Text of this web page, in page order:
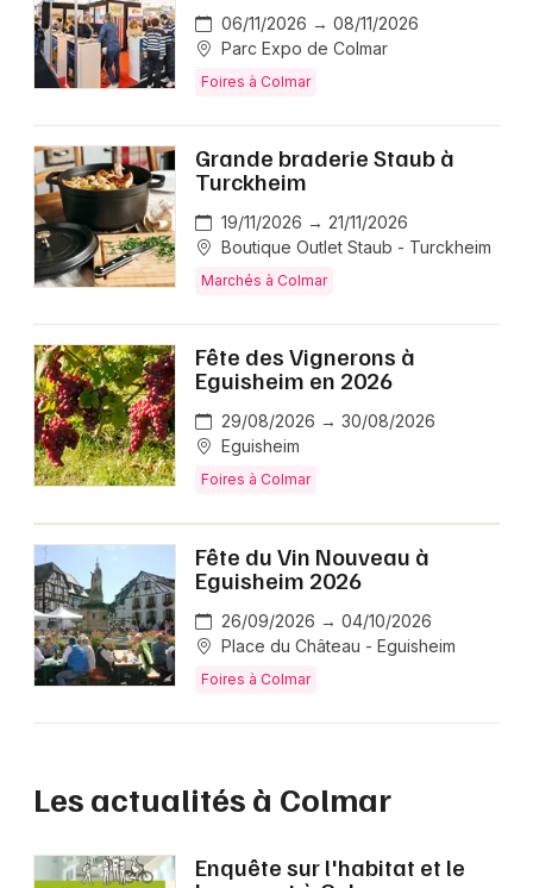
06/11/2026 → 08/11/2026
Parc Expo de Colmar
Foires à Colmar
Grande braderie Staub à
Turckheim
19/11/2026 → 21/11/2026
Boutique Outlet Staub - Turckheim
Marchés à Colmar
Fête des Vignerons à
Eguisheim en 2026
29/08/2026 → 30/08/2026
Eguisheim
Foires à Colmar
Fête du Vin Nouveau à
Eguisheim 2026
26/09/2026 → 04/10/2026
Place du Château - Eguisheim
Foires à Colmar
Les actualités à Colmar
Enquête sur l'habitat et le